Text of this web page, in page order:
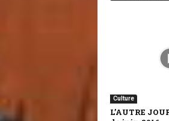
Culture
L’AUTRE